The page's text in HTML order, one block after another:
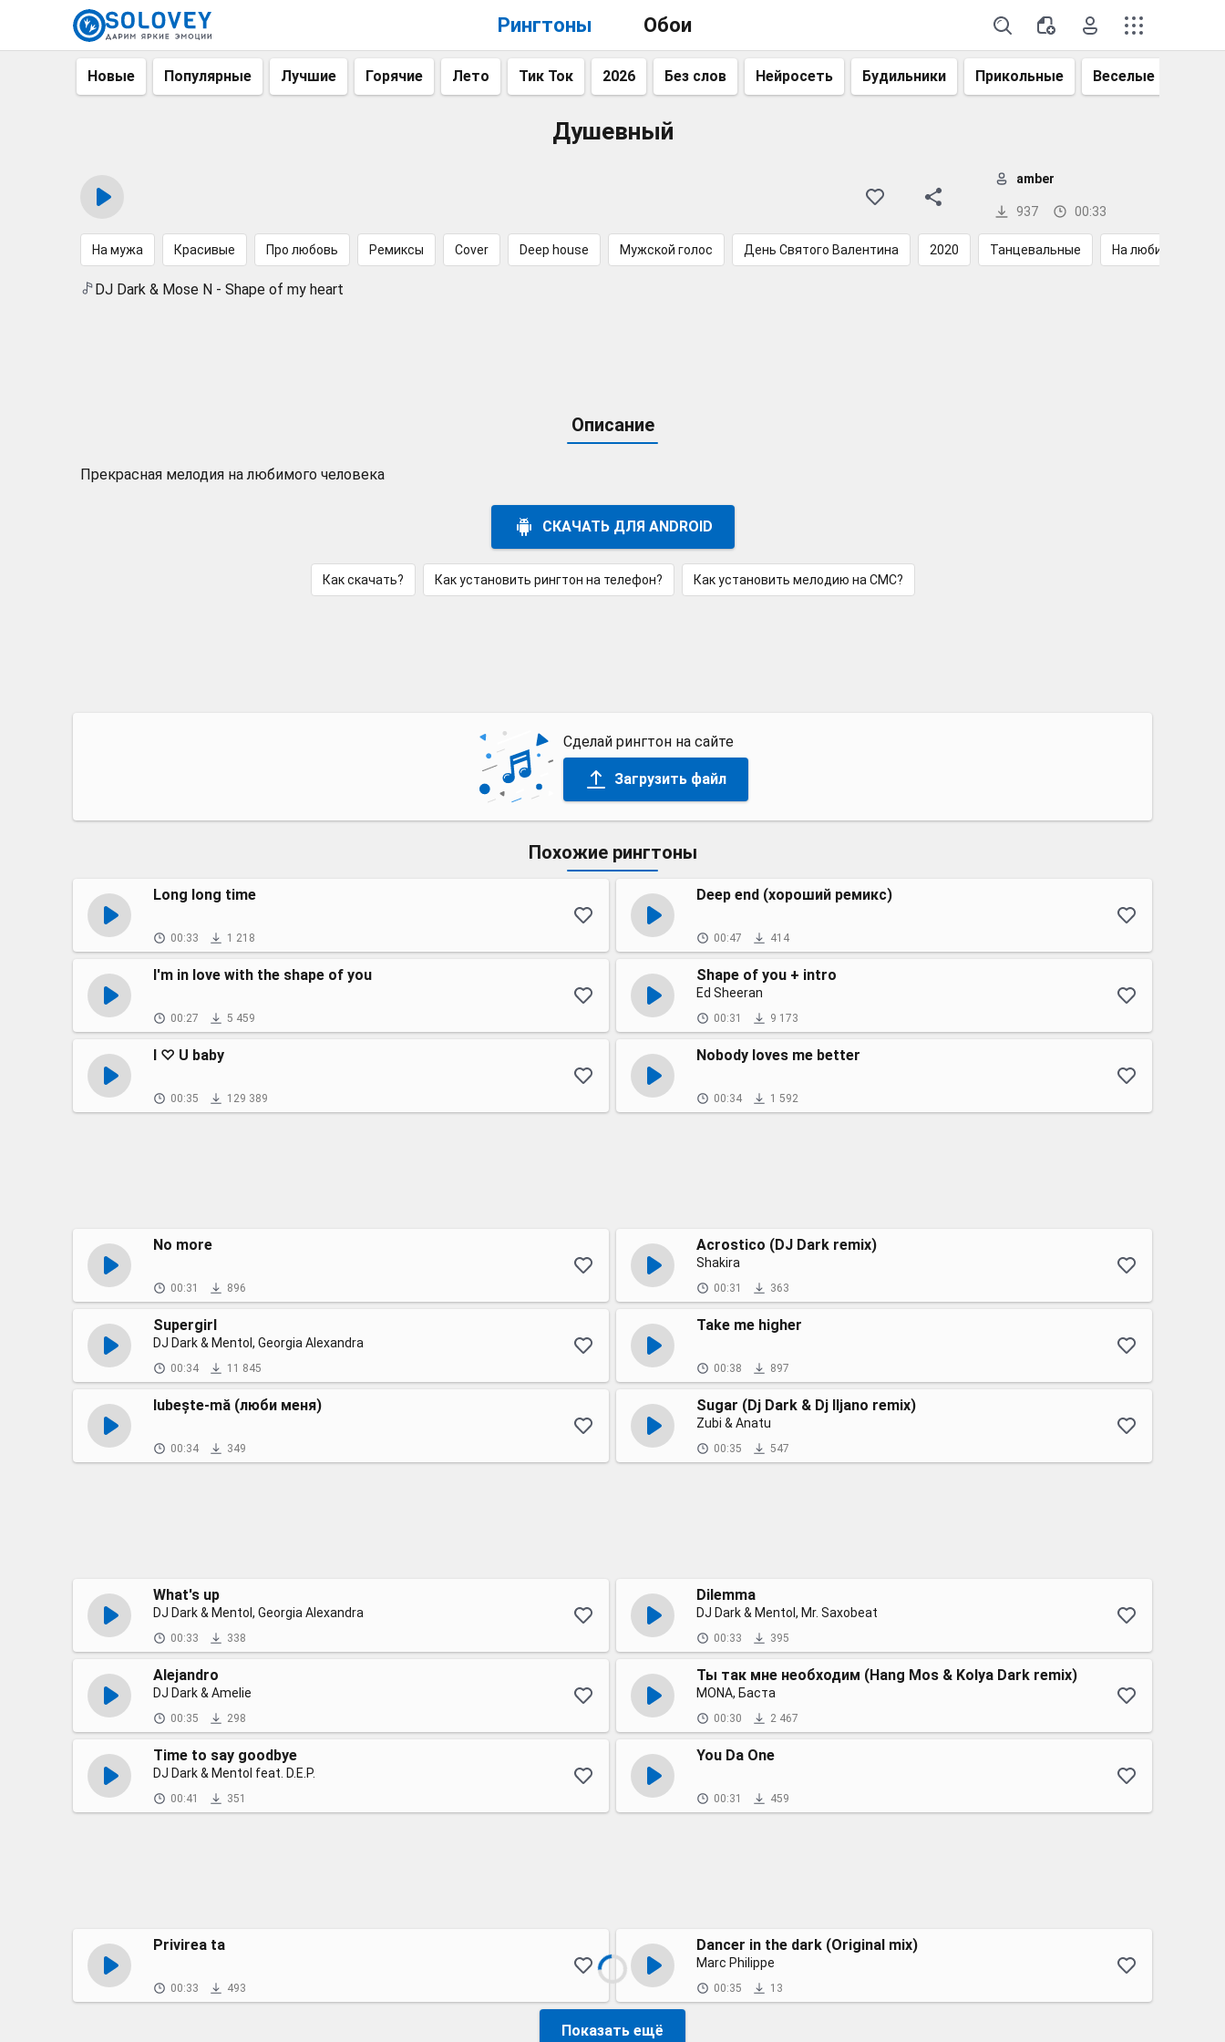
Рингтоны Обои
Новые Популярные Лучшие Горячие Лето Тик Ток 2026 Без слов Нейросеть Будильники Прикольные Веселые
Душевный
937 00:33
amber
На мужа Красивые Про любовь Ремиксы Cover Deep house Мужской голос День Святого Валентина 2020 Танцевальные На любимого
DJ Dark & Mose N - Shape of my heart
Описание
Прекрасная мелодия на любимого человека
СКАЧАТЬ ДЛЯ ANDROID
Как скачать? Как установить рингтон на телефон? Как установить мелодию на СМС?
Сделай рингтон на сайте
Загрузить файл
Похожие рингтоны
Long long time
00:33 1 218
Deep end (хороший ремикс)
00:47 414
I'm in love with the shape of you
00:27 5 459
Shape of you + intro
Ed Sheeran
00:31 9 173
I ♡ U baby
00:35 129 389
Nobody loves me better
00:34 1 592
No more
00:31 896
Acrostico (DJ Dark remix)
Shakira
00:31 363
Supergirl
DJ Dark & Mentol, Georgia Alexandra
00:34 11 845
Take me higher
00:38 897
Iubește-mă (люби меня)
00:34 349
Sugar (Dj Dark & Dj Iljano remix)
Zubi & Anatu
00:35 547
What's up
DJ Dark & Mentol, Georgia Alexandra
00:33 338
Dilemma
DJ Dark & Mentol, Mr. Saxobeat
00:33 395
Alejandro
DJ Dark & Amelie
00:35 298
Ты так мне необходим (Hang Mos & Kolya Dark remix)
MONA, Баста
00:30 2 467
Time to say goodbye
DJ Dark & Mentol feat. D.E.P.
00:41 351
You Da One
00:31 459
Privirea ta
00:33 493
Dancer in the dark (Original mix)
Marc Philippe
00:35 13
Показать ещё